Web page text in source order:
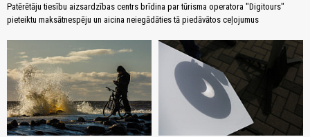
Patērētāju tiesību aizsardzības centrs brīdina par tūrisma operatora "Digitours"
pieteiktu maksātnespēju un aicina neiegādāties tā piedāvātos ceļojumus